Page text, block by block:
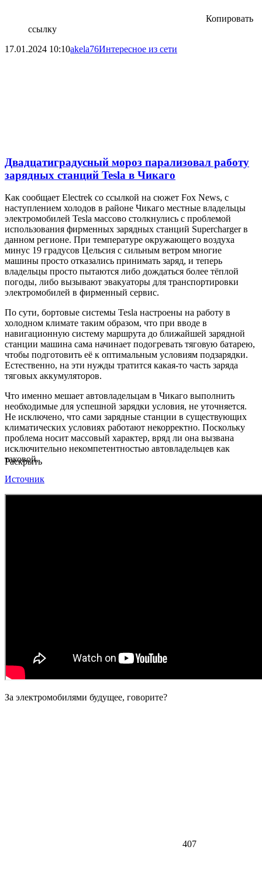
Копировать
ссылку
17.01.2024 10:10akela76Интересное из сети
Двадцатиградусный мороз парализовал работу
зарядных станций Tesla в Чикаго
Как сообщает Electrek со ссылкой на сюжет Fox News, с
наступлением холодов в районе Чикаго местные владельцы
электромобилей Tesla массово столкнулись с проблемой
использования фирменных зарядных станций Supercharger в
данном регионе. При температуре окружающего воздуха
минус 19 градусов Цельсия с сильным ветром многие
машины просто отказались принимать заряд, и теперь
владельцы просто пытаются либо дождаться более тёплой
погоды, либо вызывают эвакуаторы для транспортировки
электромобилей в фирменный сервис.
По сути, бортовые системы Tesla настроены на работу в
холодном климате таким образом, что при вводе в
навигационную систему маршрута до ближайшей зарядной
станции машина сама начинает подогревать тяговую батарею,
чтобы подготовить её к оптимальным условиям подзарядки.
Естественно, на эти нужды тратится какая-то часть заряда
тяговых аккумуляторов.
Что именно мешает автовладельцам в Чикаго выполнить
необходимые для успешной зарядки условия, не уточняется.
Не исключено, что сами зарядные станции в существующих
климатических условиях работают некорректно. Поскольку
проблема носит массовый характер, вряд ли она вызвана
исключительно некомпетентностью автовладельцев как
таковой.
Источник
За электромобилями будущее, говорите?
Раскрыть
—
407